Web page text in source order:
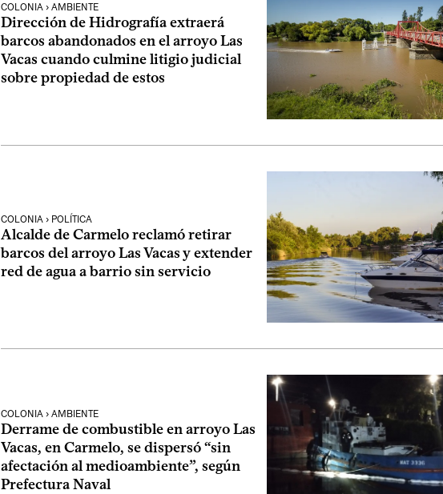
COLONIA › AMBIENTE
Dirección de Hidrografía extraerá
barcos abandonados en el arroyo Las
Vacas cuando culmine litigio judicial
sobre propiedad de estos
COLONIA › POLÍTICA
Alcalde de Carmelo reclamó retirar
barcos del arroyo Las Vacas y extender
red de agua a barrio sin servicio
COLONIA › AMBIENTE
Derrame de combustible en arroyo Las
Vacas, en Carmelo, se dispersó “sin
afectación al medioambiente”, según
Prefectura Naval